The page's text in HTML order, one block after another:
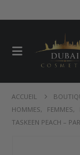
ACCUEIL
HOMMES, FEMMES,
TASKEEN PEACH –